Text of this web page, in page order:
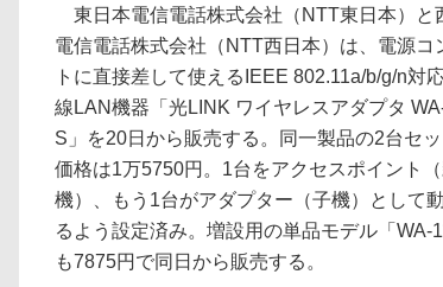
東日本電信電話株式会社（NTT東日本）と
電信電話株式会社（NTT西日本）は、電源コ
トに直接差して使えるIEEE 802.11a/b/g/n対
線LAN機器「光LINK ワイヤレスアダプタ
S」を20日から販売する。同一製品の2台セ
価格は1万5750円。1台をアクセスポイント
機）、もう1台がアダプター（子機）として
るよう設定済み。増設用の単品モデル「WA-
も7875円で同日から販売する。